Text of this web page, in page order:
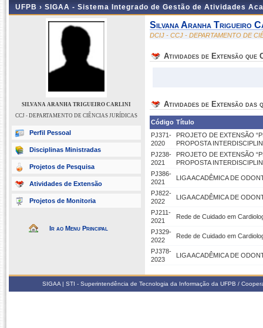
UFPB › SIGAA - Sistema Integrado de Gestão de Atividades
SILVANA ARANHA TRIGUEIRO CARLINI
CCJ - DEPARTAMENTO DE CIÊNCIAS JURÍDICAS
Perfil Pessoal
Disciplinas Ministradas
Projetos de Pesquisa
Atividades de Extensão
Projetos de Monitoria
Ir ao Menu Principal
Silvana Aranha Trigueiro
DCIJ - CCJ - DEPARTAMENTO DE
Atividades de Extensão que
Atividades de Extensão das
Código Título
PJ371-
2020
PROJETO DE EXTENSÃO
PROPOSTA
PJ238-
2021
PROJETO DE EXTENSÃO
PROPOSTA
PJ386-
2021
LIGA ACADÊMICA DE
PJ822-
2022
LIGA ACADÊMICA DE
PJ211-
2021
Rede de Cuidado em
PJ329-
2022
Rede de Cuidado em
PJ378-
2023
LIGA ACADÊMICA DE
SIGAA | STI - Superintendência de Tecnologia da Informação da UFPB /